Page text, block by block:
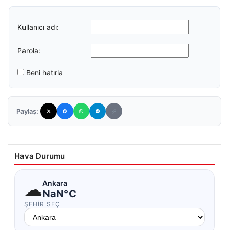
Kullanıcı adı:
Parola:
Beni hatırla
Paylaş:
Hava Durumu
☁Ankara
NaN°C
ŞEHIR SEÇ